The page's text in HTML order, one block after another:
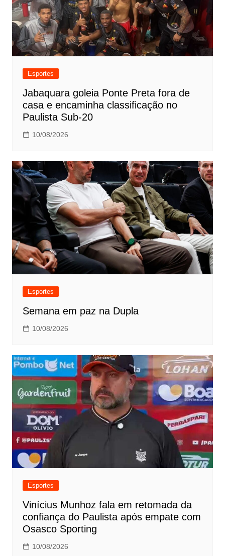
Esportes
Jabaquara goleia Ponte Preta fora de
casa e encaminha classificação no
Paulista Sub-20
10/08/2026
Esportes
Semana em paz na Dupla
10/08/2026
Esportes
Vinícius Munhoz fala em retomada da
confiança do Paulista após empate com
Osasco Sporting
10/08/2026